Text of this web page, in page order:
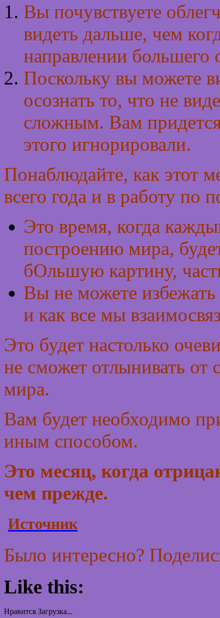
Вы почувствуете
видеть дальше, чем
направлении
Поскольку вы можете
осознать то, что не
сложным. Вам
этого игнорировали.
Понаблюдайте, как этот
всего года и в работу по
Это время, когда
построению мира,
бОльшую картину,
Вы не можете
и как все мы
Это будет настолько
не сможет отлынивать от
мира.
Вам будет необходимо
иным способом.
Это месяц, когда
чем прежде.
Источник
Было интересно?
Like this:
Нравится Загрузка...